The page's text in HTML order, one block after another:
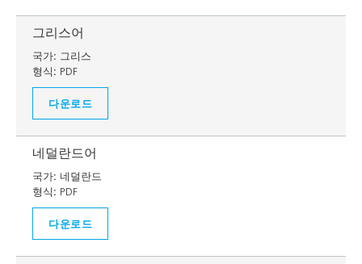
그리스어
국가: 그리스
형식: PDF
다운로드
네덜란드어
국가: 네덜란드
형식: PDF
다운로드